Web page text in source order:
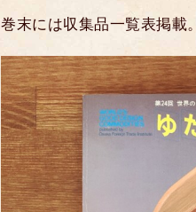
巻末には収集品一覧表掲載。